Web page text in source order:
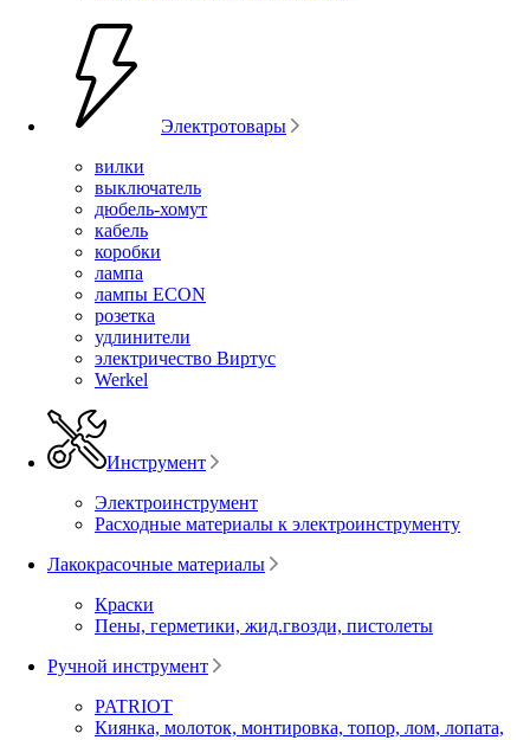
Электротовары
вилки
выключатель
дюбель-хомут
кабель
коробки
лампа
лампы ECON
розетка
удлинители
электричество Виртус
Werkel
Инструмент
Электроинструмент
Расходные материалы к электроинструменту
Лакокрасочные материалы
Краски
Пены, герметики, жид.гвозди, пистолеты
Ручной инструмент
PATRIOT
Киянка, молоток, монтировка, топор, лом, лопата,